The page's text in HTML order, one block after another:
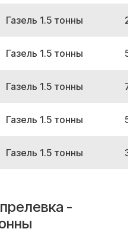
Газель 1.5 тонны
Газель 1.5 тонны
Газель 1.5 тонны
Газель 1.5 тонны
Газель 1.5 тонны
-